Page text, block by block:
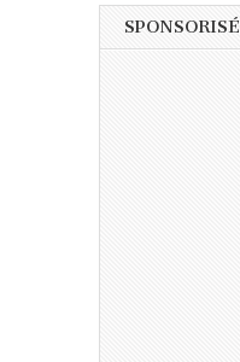
SPONSORISÉ